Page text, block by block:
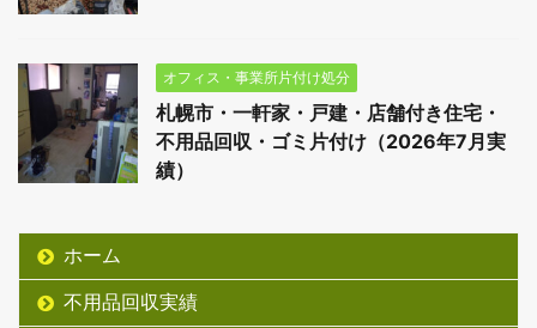
オフィス・事業所片付け処分
札幌市・一軒家・戸建・店舗付き住宅・
不用品回収・ゴミ片付け（2026年7月実
績）
ホーム
不用品回収実績